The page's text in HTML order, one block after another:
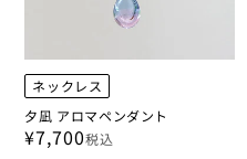
ネックレス
夕凪 アロマペンダント
¥7,700税込